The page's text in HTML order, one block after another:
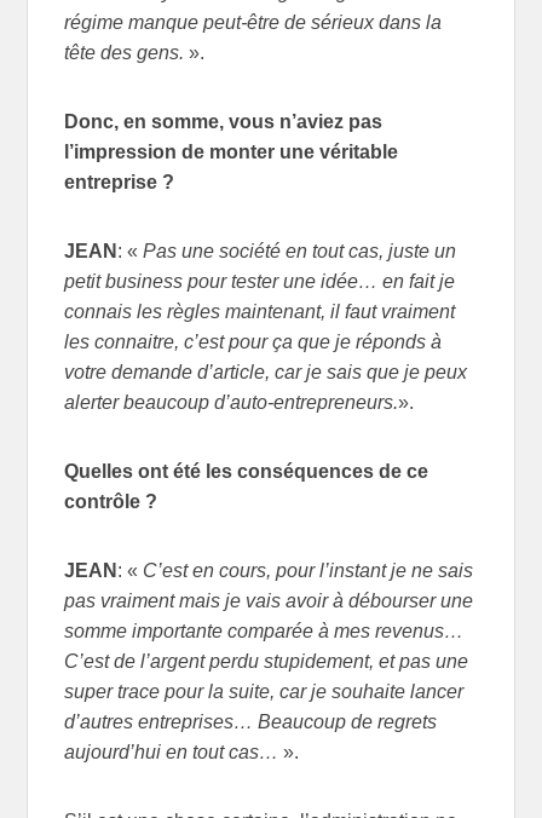
régime manque peut-être de sérieux dans la
tête des gens.».
Donc, en somme, vous n’aviez pas
l’impression de monter une véritable
entreprise ?
JEAN : «Pas une société en tout cas, juste un
petit business pour tester une idée… en fait je
connais les règles maintenant, il faut vraiment
les connaitre, c’est pour ça que je réponds à
votre demande d’article, car je sais que je peux
alerter beaucoup d’auto-entrepreneurs.».
Quelles ont été les conséquences de ce
contrôle ?
JEAN : « C’est en cours, pour l’instant je ne sais
pas vraiment mais je vais avoir à débourser une
somme importante comparée à mes revenus…
C’est de l’argent perdu stupidement, et pas une
super trace pour la suite, car je souhaite lancer
d’autres entreprises… Beaucoup de regrets
aujourd’hui en tout cas… ».